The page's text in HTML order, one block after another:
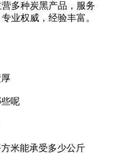
多种炭黑产品，服务
业权威，经验丰富。
呢
米能承受多少公斤